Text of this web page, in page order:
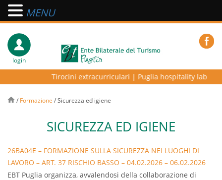
login
Tirocini extracurriculari| Puglia hospitality lab –
/ Formazione /Sicurezza ed igiene
SICUREZZA ED IGIENE
26BA04E – FORMAZIONE SULLA SICUREZZA NEI LUOGHI DI
LAVORO – ART. 37 RISCHIO BASSO – 04.02.2026 – 06.02.2026
– BARI
EBT Puglia organizza, avvalendosi della collaborazione di
MENU